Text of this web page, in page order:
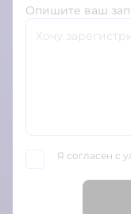
Опишите ваш
Я согласен с